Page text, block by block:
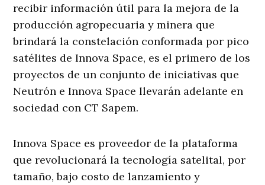
recibir información útil para la mejora de la
producción agropecuaria y minera que
brindará la constelación conformada por pico
satélites de Innova Space, es el primero de los
proyectos de un conjunto de iniciativas que
Neutrón e Innova Space llevarán adelante en
sociedad con CT Sapem.
Innova Space es proveedor de la plataforma
que revolucionará la tecnología satelital, por
tamaño, bajo costo de lanzamiento y